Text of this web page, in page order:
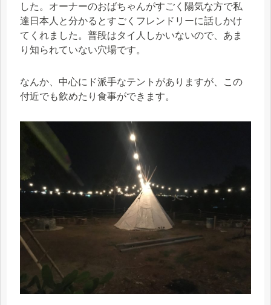
した。オーナーのおばちゃんがすごく陽気な方で私
達日本人と分かるとすごくフレンドリーに話しかけ
てくれました。普段はタイ人しかいないので、あま
り知られていない穴場です。
なんか、中心にド派手なテントがありますが、この
付近でも飲めたり食事ができます。